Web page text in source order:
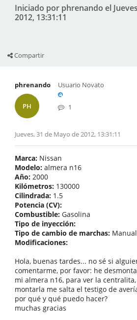
Iniciado por phrenando el
2012, 13:31:11
Compartir
phrenando
PH
Usuario Novato
1
Jueves, 31 de Mayo de 2012, 13:31:11
Marca: Nissan
Modelo: almera n16
Año: 2000
Kilómetros: 130000
Cilindrada: 1.5
Potencia (CV):
Combustible: Gasolina
Tipo de inyección:
Tipo de cambio de marchas:
Modificaciones:
Hola, buenas tardes... no sé si
comentarme, por favor: he
mi almera n16, para ver la
montarla me salta el testigo de
por qué y qué puedo hacer?
muchas gracias